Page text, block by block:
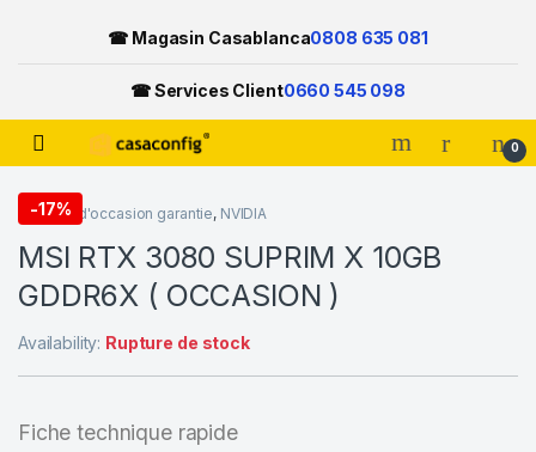
☎ Magasin Casablanca0808 635 081
☎ Services Client0660 545 098
Open 0
-17%
Matériel d'occasion garantie, NVIDIA
MSI RTX 3080 SUPRIM X 10GB
GDDR6X ( OCCASION )
Availability: Rupture de stock
Fiche technique rapide